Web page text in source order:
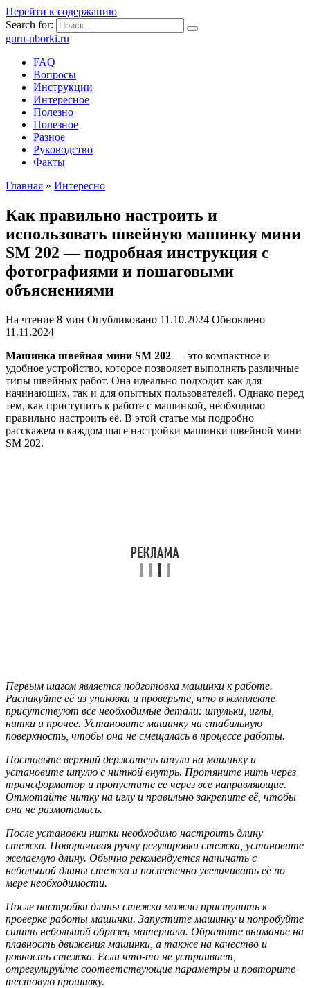
Перейти к содержанию
Search for:
guru-uborki.ru
FAQ
Вопросы
Инструкции
Интересное
Полезно
Полезное
Разное
Руководство
Факты
Главная » Интересно
Как правильно настроить и
использовать швейную машинку мини
SM 202 — подробная инструкция с
фотографиями и пошаговыми
объяснениями
На чтение 8 мин Опубликовано 11.10.2024 Обновлено
11.11.2024
Машинка швейная мини SM 202 — это компактное и
удобное устройство, которое позволяет выполнять различные
типы швейных работ. Она идеально подходит как для
начинающих, так и для опытных пользователей. Однако перед
тем, как приступить к работе с машинкой, необходимо
правильно настроить её. В этой статье мы подробно
расскажем о каждом шаге настройки машинки швейной мини
SM 202.
Первым шагом является подготовка машинки к работе.
Распакуйте её из упаковки и проверьте, что в комплекте
присутствуют все необходимые детали: шпульки, иглы,
нитки и прочее. Установите машинку на стабильную
поверхность, чтобы она не смещалась в процессе работы.
Поставьте верхний держатель шпули на машинку и
установите шпулю с ниткой внутрь. Протяните нить через
трансформатор и пропустите её через все направляющие.
Отмотайте нитку на иглу и правильно закрепите её, чтобы
она не размоталась.
После установки нитки необходимо настроить длину
стежка. Поворачивая ручку регулировки стежка, установите
желаемую длину. Обычно рекомендуется начинать с
небольшой длины стежка и постепенно увеличивать её по
мере необходимости.
После настройки длины стежка можно приступить к
проверке работы машинки. Запустите машинку и попробуйте
сшить небольшой образец материала. Обратите внимание на
плавность движения машинки, а также на качество и
ровность стежка. Если что-то не устраивает,
отрегулируйте соответствующие параметры и повторите
тестовую прошивку.